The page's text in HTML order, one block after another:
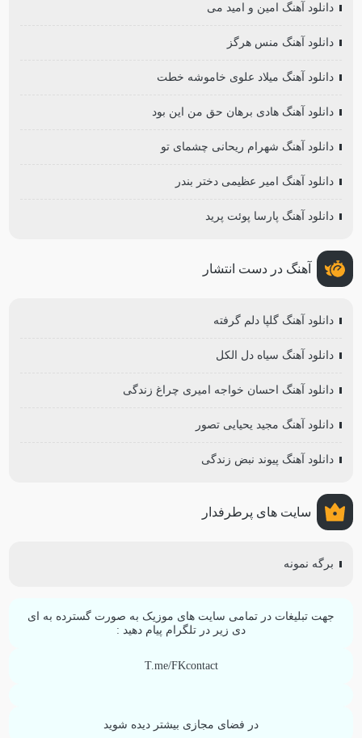
دانلود آهنگ امین و امید می
دانلود آهنگ منس هرگز
دانلود آهنگ میلاد علوی خاموشه خطت
دانلود آهنگ هادی برهان حق من این بود
دانلود آهنگ شهرام ریحانی چشمای تو
دانلود آهنگ امیر عظیمی دختر بندر
دانلود آهنگ پارسا پوئت پرید
آهنگ در دست انتشار
دانلود آهنگ گلپا دلم گرفته
دانلود آهنگ سیاه دل الکل
دانلود آهنگ احسان خواجه امیری چراغ زندگی
دانلود آهنگ مجید یحیایی تصور
دانلود آهنگ پیوند نبض زندگی
سایت های پرطرفدار
برگه نمونه
جهت تبلیغات در تمامی سایت های موزیک به صورت گسترده به ای
دی زیر در تلگرام پیام دهید :
T.me/FKcontact
در فضای مجازی بیشتر دیده شوید